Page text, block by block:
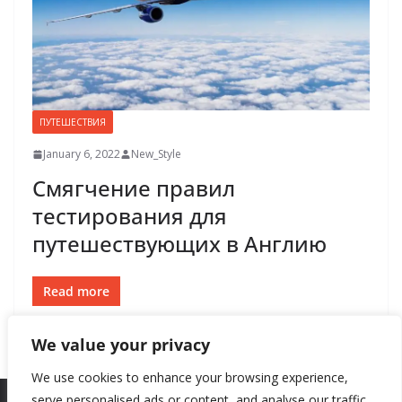
We value your privacy
We use cookies to enhance your browsing experience,
ПУТЕШЕСТВИЯ
January 6, 2022 New_Style
Смягчение правил
тестирования для
путешествующих в Англию
Read more